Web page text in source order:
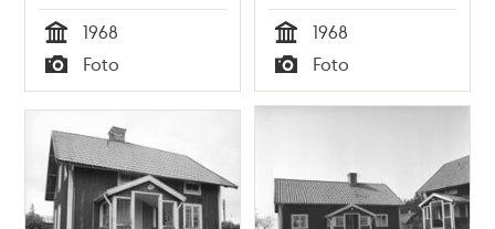
Tid
1968
Typ
Foto Tid
1968
Typ
Foto